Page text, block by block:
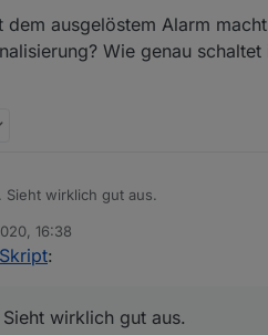
ausgelöstem Alarm
Wie genau
für das Script. Sieht wirklich gut aus.
ausgelöstem Alarm macht. Also
genau schaltet ihr bei euch die
16:38
:
wirklich gut aus.